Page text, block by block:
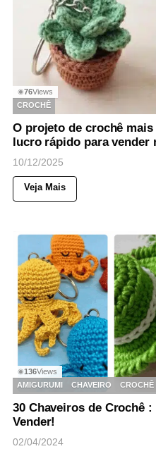
◉76Views
CROCHÊ
O projeto de crochê
lucro rápido para vender
10/12/2025
Veja Mais
◉136Views
AMIGURUMI
CHAVEIRO CROCHÊ
30 Chaveiros de Crochê
Vender!
02/04/2024